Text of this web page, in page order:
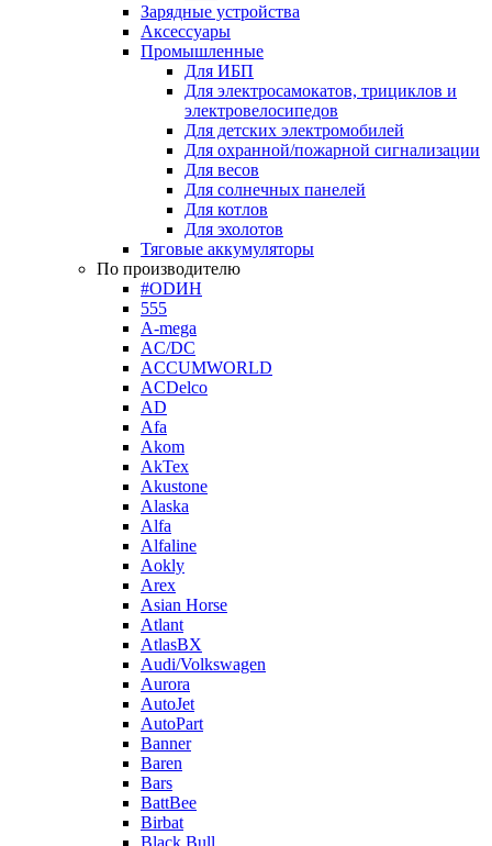
Зарядные устройства
Аксессуары
Промышленные
Для ИБП
Для электросамокатов, трициклов и
электровелосипедов
Для детских электромобилей
Для охранной/пожарной сигнализации
Для весов
Для солнечных панелей
Для котлов
Для эхолотов
Тяговые аккумуляторы
По производителю
#ODИН
555
A-mega
AC/DC
ACCUMWORLD
ACDelco
AD
Afa
Akom
AkTex
Akustone
Alaska
Alfa
Alfaline
Aokly
Arex
Asian Horse
Atlant
AtlasBX
Audi/Volkswagen
Aurora
AutoJet
AutoPart
Banner
Baren
Bars
BattBee
Birbat
Black Bull